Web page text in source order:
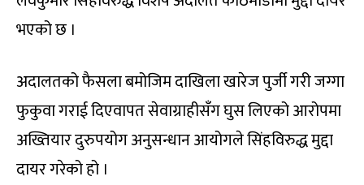
भएको छ ।
अदालतको फैसला बमोजिम दाखिला खारेज पुर्जी गरी जग्गा
फुकुवा गराई दिएवापत सेवाग्राहीसँग घुस लिएको आरोपमा
अख्तियार दुरुपयोग अनुसन्धान आयोगले सिंहविरुद्ध मुद्दा
दायर गरेको हो ।